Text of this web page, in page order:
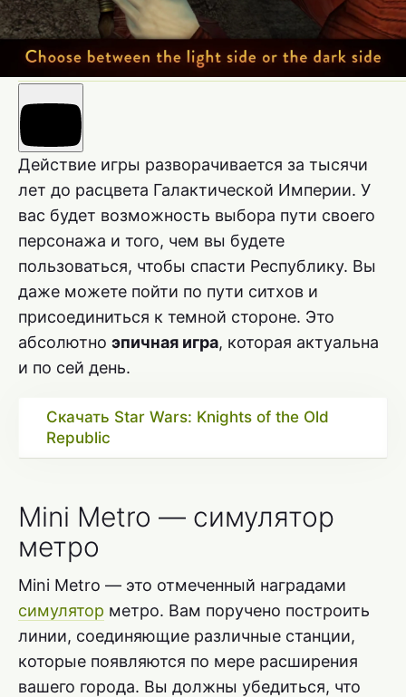
Действие игры разворачивается за тысячи
лет до расцвета Галактической Империи. У
вас будет возможность выбора пути своего
персонажа и того, чем вы будете
пользоваться, чтобы спасти Республику. Вы
даже можете пойти по пути ситхов и
присоединиться к темной стороне. Это
абсолютно эпичная игра, которая актуальна
и по сей день.
Скачать Star Wars: Knights of the Old
Republic
Mini Metro — симулятор
метро
Mini Metro — это отмеченный наградами
симулятор метро. Вам поручено построить
линии, соединяющие различные станции,
которые появляются по мере расширения
вашего города. Вы должны убедиться, что